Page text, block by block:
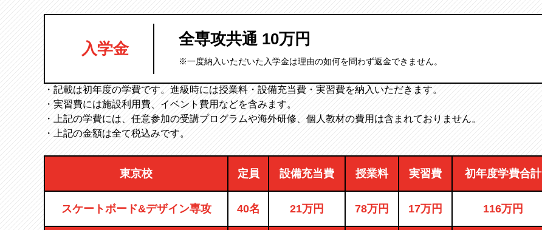
入学金
全専攻共通 10万円
※一度納入いただいた入学金は理由の如何を問わず返金できません。
・記載は初年度の学費です。進級時には授業料・設備充当費・実習費を納入いただきます。
・実習費には施設利用費、イベント費用などを含みます。
・上記の学費には、任意参加の受講プログラムや海外研修、個人教材の費用は含まれておりません。
・上記の金額は全て税込みです。
東京校 定員 設備充当費 授業料 実習費 初年度学費合計
スケートボード&デザイン専攻 40名 21万円 78万円 17万円 116万円